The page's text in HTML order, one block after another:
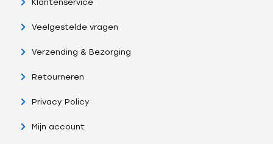
Klantenservice
Veelgestelde vragen
Verzending & Bezorging
Retourneren
Privacy Policy
Mijn account